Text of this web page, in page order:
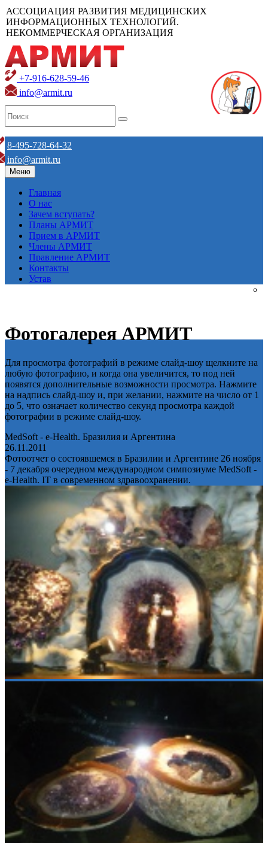
АССОЦИАЦИЯ РАЗВИТИЯ МЕДИЦИНСКИХ
ИНФОРМАЦИОННЫХ ТЕХНОЛОГИЙ.
НЕКОММЕРЧЕСКАЯ ОРГАНИЗАЦИЯ
+7-916-628-59-46
info@armit.ru
8-495-728-64-32
info@armit.ru
Меню
Главная
О нас
Зачем вступать?
Планы АРМИТ
Прием в АРМИТ
Члены АРМИТ
Правление АРМИТ
Контакты
Устав
Фотогалерея АРМИТ
Для просмотра фотографий в режиме слайд-шоу щелкните на
любую фотографию, и когда она увеличится, то под ней
появятся дополнительные возможности просмотра. Нажмите
на надпись слайд-шоу и, при желании, нажмите на число от 1
до 5, что означает количество секунд просмотра каждой
фотографии в режиме слайд-шоу.
MedSoft - e-Health. Бразилия и Аргентина
26.11.2011
Фотоотчет о состоявшемся в Бразилии и Аргентине 26 ноября
- 7 декабря очередном международном симпозиуме MedSoft -
e-Health. IT в современном здравоохранении.